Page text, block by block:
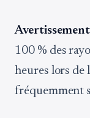
100 % des
heures lors de
fréquemment